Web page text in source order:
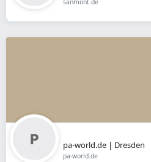
pa-world.de | Dresden
pa-world.de